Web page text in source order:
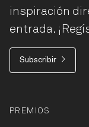
inspiración
entrada.
Subscribir
PREMIOS